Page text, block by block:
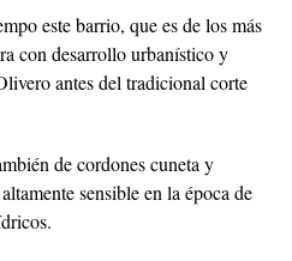
este barrio, que es de los más
con desarrollo urbanístico y
antes del tradicional corte
de cordones cuneta y
sensible en la época de